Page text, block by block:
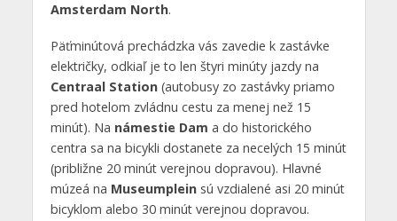
Amsterdam North.
Päťminútová prechádzka vás zavedie k zastávke
električky, odkiaľ je to len štyri minúty jazdy na
Centraal Station(autobusy zo zastávky priamo
pred hotelom zvládnu cestu za menej než 15
minút). Na námestie Dam a do historického
centra sa na bicykli dostanete za necelých 15 minút
(približne 20 minút verejnou dopravou). Hlavné
múzeá na Museumpleinsú vzdialené asi 20 minút
bicyklom alebo 30 minút verejnou dopravou.